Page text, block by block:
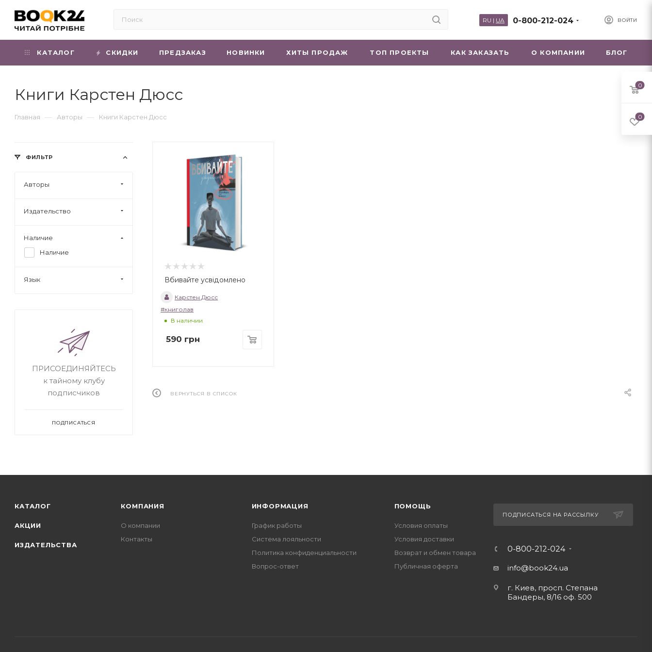
ВОЙТИ
0-800-212-024
RU | UA
КАТАЛОГ СКИДКИ ПРЕДЗАКАЗ НОВИНКИ ХИТЫ ПРОДАЖ ТОП ПРОЕКТЫ КАК ЗАКАЗАТЬ О КОМПАНИИ БЛОГ
Книги Карстен Дюсс
Главная — Авторы — Книги Карстен Дюсс
Вбивайте усвідомлено
Карстен Дюсс
#книголав
В наличии
590 грн
ВЕРНУТЬСЯ В СПИСОК
ФИЛЬТР
Авторы
Издательство
Наличие
Наличие
Язык
ПРИСОЕДИНЯЙТЕСЬ
к тайному клубу
подписчиков
ПОДПИСАТЬСЯ
КАТАЛОГ
АКЦИИ
ИЗДАТЕЛЬСТВА
КОМПАНИЯ
О компании
Контакты
ИНФОРМАЦИЯ
График работы
Система лояльности
Политика конфиденциальности
Вопрос-ответ
ПОМОЩЬ
Условия оплаты
Условия доставки
Возврат и обмен товара
Публичная оферта
ПОДПИСАТЬСЯ НА РАССЫЛКУ
0-800-212-024
info@book24.ua
г. Киев, просп. Степана
Бандеры, 8/16 оф. 500
0
0